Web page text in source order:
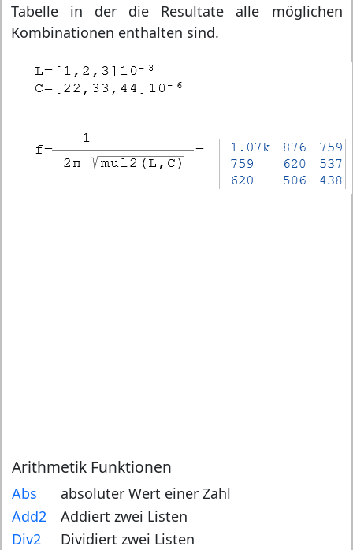
Tabelle in der die Resultate alle möglichen
Kombinationen enthalten sind.
Arithmetik Funktionen
Abs
absoluter Wert einer Zahl
Add2
Addiert zwei Listen
Div2
Dividiert zwei Listen